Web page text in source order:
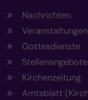
Nachrichten
Veranstaltungen
Gottesdienste
Stellenangebote
Kirchenzeitung
Amtsblatt